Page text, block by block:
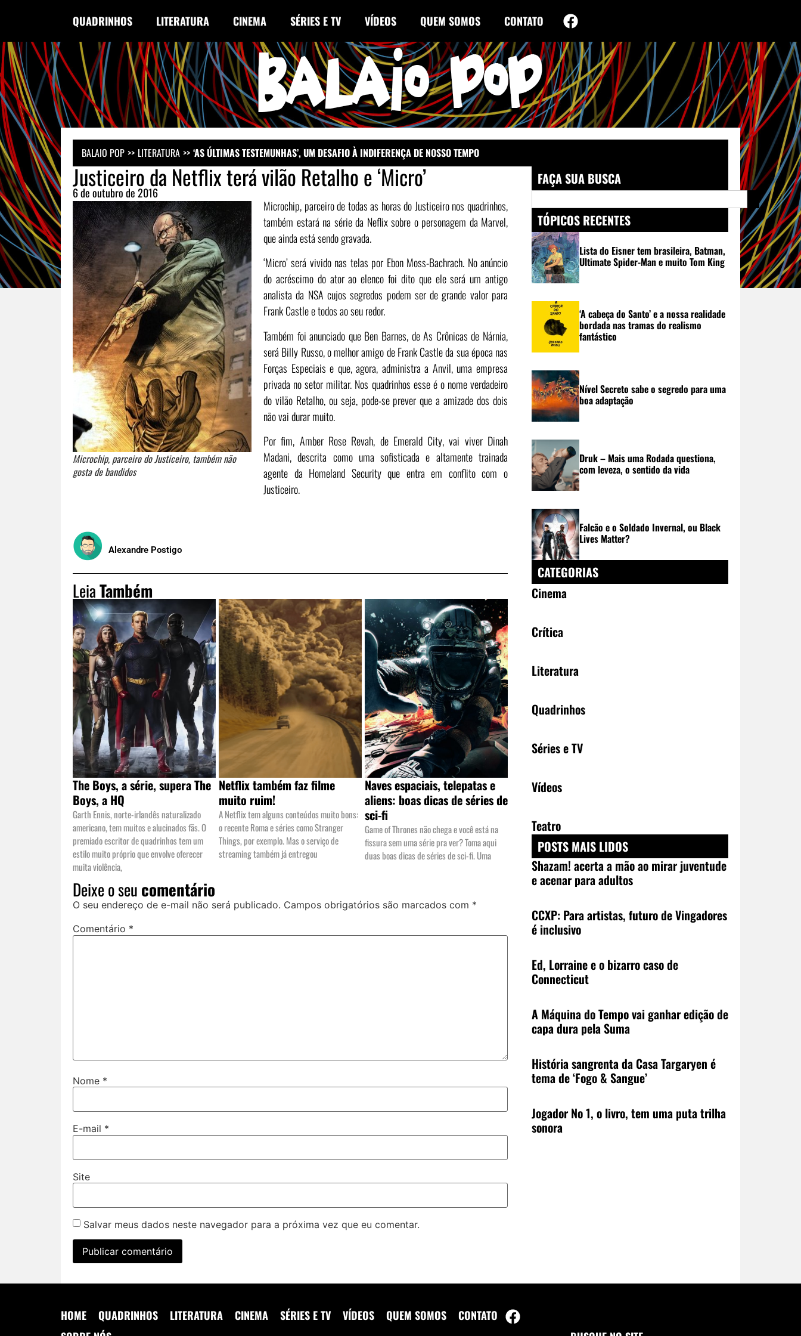
QUADRINHOS LITERATURA CINEMA SÉRIES E TV VÍDEOS QUEM SOMOS CONTATO
BALAIO POP LITERATURA ‘AS ÚLTIMAS TESTEMUNHAS’, UM DESAFIO À INDIFERENÇA DE NOSSO TEMPO
Justiceiro da Netflix terá vilão Retalho e ‘Micro’
6 de outubro de 2016
Microchip, parceiro do Justiceiro, também não
gosta de bandidos
Microchip, parceiro de todas as horas do Justiceiro nos quadrinhos,
também estará na série da Neflix sobre o personagem da Marvel,
que ainda está sendo gravada.
‘Micro’ será vivido nas telas por Ebon Moss-Bachrach. No anúncio
do acréscimo do ator ao elenco foi dito que ele será um antigo
analista da NSA cujos segredos podem ser de grande valor para
Frank Castle e todos ao seu redor.
Também foi anunciado que Ben Barnes, de As Crônicas de Nárnia,
será Billy Russo, o melhor amigo de Frank Castle da sua época nas
Forças Especiais e que, agora, administra a Anvil, uma empresa
privada no setor militar. Nos quadrinhos esse é o nome verdadeiro
do vilão Retalho, ou seja, pode-se prever que a amizade dos dois
não vai durar muito.
Por fim, Amber Rose Revah, de Emerald City, vai viver Dinah
Madani, descrita como uma sofisticada e altamente trainada
agente da Homeland Security que entra em conflito com o
Justiceiro.
Alexandre Postigo
LeiaTambém
The Boys, a série, supera The
Boys, a HQ
Garth Ennis, norte-irlandês naturalizado
americano, tem muitos e alucinados fãs. O
premiado escritor de quadrinhos tem um
estilo muito próprio que envolve oferecer
muita violência,
Netflix também faz filme
muito ruim!
A Netflix tem alguns conteúdos muito bons:
o recente Roma e séries como Stranger
Things, por exemplo. Mas o serviço de
streaming também já entregou
Naves espaciais, telepatas e
aliens: boas dicas de séries de
sci-fi
Game of Thrones não chega e você está na
fissura sem uma série pra ver? Toma aqui
duas boas dicas de séries de sci-fi. Uma
Deixe o seu comentário
O seu endereço de e-mail não será publicado. Campos obrigatórios são marcados com *
Comentário *
Nome *
E-mail *
Site
Salvar meus dados neste navegador para a próxima vez que eu comentar.
FAÇA SUA BUSCA
TÓPICOS RECENTES
Lista do Eisner tem brasileira, Batman,
Ultimate Spider-Man e muito Tom King
‘A cabeça do Santo’ e a nossa realidade
bordada nas tramas do realismo
fantástico
Nível Secreto sabe o segredo para uma
boa adaptação
Druk – Mais uma Rodada questiona,
com leveza, o sentido da vida
Falcão e o Soldado Invernal, ou Black
Lives Matter?
CATEGORIAS
Cinema
Crítica
Literatura
Quadrinhos
Séries e TV
Vídeos
Teatro
POSTS MAIS LIDOS
Shazam! acerta a mão ao mirar juventude
e acenar para adultos
CCXP: Para artistas, futuro de Vingadores
é inclusivo
Ed, Lorraine e o bizarro caso de
Connecticut
A Máquina do Tempo vai ganhar edição de
capa dura pela Suma
História sangrenta da Casa Targaryen é
tema de ‘Fogo & Sangue’
Jogador No 1, o livro, tem uma puta trilha
sonora
HOME QUADRINHOS LITERATURA CINEMA SÉRIES E TV VÍDEOS QUEM SOMOS
CONTATO